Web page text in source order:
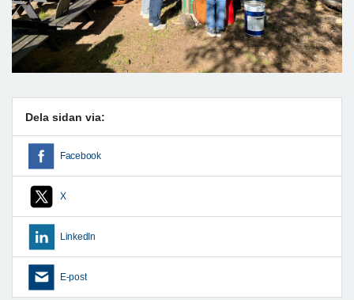
Dela sidan via:
Facebook
X
LinkedIn
E-post